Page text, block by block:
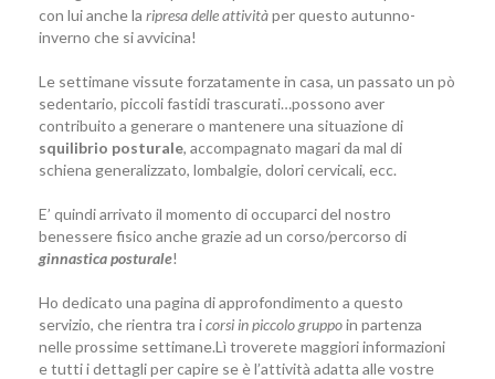
con lui anche la ripresa delle attivitàper questo autunno-
inverno che si avvicina!
Le settimane vissute forzatamente in casa, un passato un pò
sedentario, piccoli fastidi trascurati…possono aver
contribuito a generare o mantenere una situazione di
squilibrio posturale, accompagnato magari da mal di
schiena generalizzato, lombalgie, dolori cervicali, ecc.
E’ quindi arrivato il momento di occuparci del nostro
benessere fisico anche grazie ad un corso/percorso di
ginnastica posturale!
Ho dedicato una pagina di approfondimento a questo
servizio, che rientra tra icorsi in piccolo gruppoin partenza
nelle prossime settimane.Lì troverete maggiori informazioni
e tutti i dettagli per capire se è l’attività adatta alle vostre